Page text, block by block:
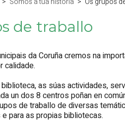
de traballo
da Coruña cremos na
calidade.
as súas actividades,
un dos 8 centros poñan en
de traballo de diversas
para as propias bibliotecas.